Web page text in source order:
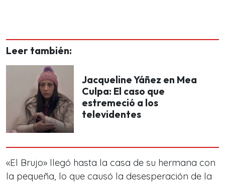
Leer también:
Jacqueline Yáñez en Mea
Culpa: El caso que
estremeció a los
televidentes
«El Brujo» llegó hasta la casa de su hermana con
la pequeña, lo que causó la desesperación de la